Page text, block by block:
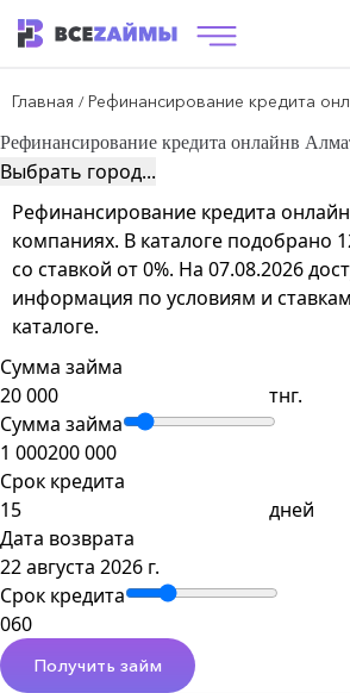
Главная / Рефинансирование кредита
Рефинансирование кредита онлайнв
Выбрать город...
Рефинансирование кредита
компаниях. В каталоге подобрано
со ставкой от 0%. На 07.08.2026
информация по условиям и
каталоге.
Сумма займа
тнг.
Сумма займа
1 000200 000
Срок кредита
дней
Дата возврата
22 августа 2026 г.
Срок кредита
060
Получить займ